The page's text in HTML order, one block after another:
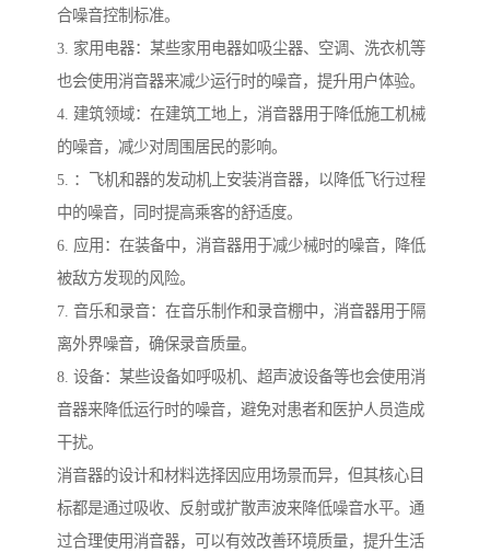
合噪音控制标准。
3. 家用电器：某些家用电器如吸尘器、空调、洗衣机等
也会使用消音器来减少运行时的噪音，提升用户体验。
4. 建筑领域：在建筑工地上，消音器用于降低施工机械
的噪音，减少对周围居民的影响。
5. ：飞机和器的发动机上安装消音器，以降低飞行过程
中的噪音，同时提高乘客的舒适度。
6. 应用：在装备中，消音器用于减少械时的噪音，降低
被敌方发现的风险。
7. 音乐和录音：在音乐制作和录音棚中，消音器用于隔
离外界噪音，确保录音质量。
8. 设备：某些设备如呼吸机、超声波设备等也会使用消
音器来降低运行时的噪音，避免对患者和医护人员造成
干扰。
消音器的设计和材料选择因应用场景而异，但其核心目
标都是通过吸收、反射或扩散声波来降低噪音水平。通
过合理使用消音器，可以有效改善环境质量，提升生活